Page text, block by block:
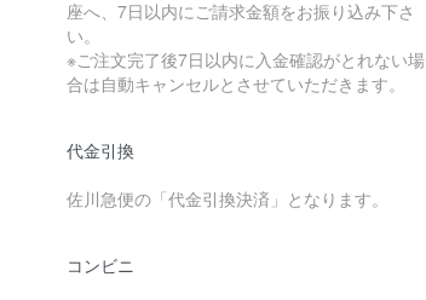
座へ、7日以内にご請求金額をお振り込み下さ
い。
※ご注文完了後7日以内に入金確認がとれない場
合は自動キャンセルとさせていただきます。
代金引換
佐川急便の「代金引換決済」となります。
コンビニ